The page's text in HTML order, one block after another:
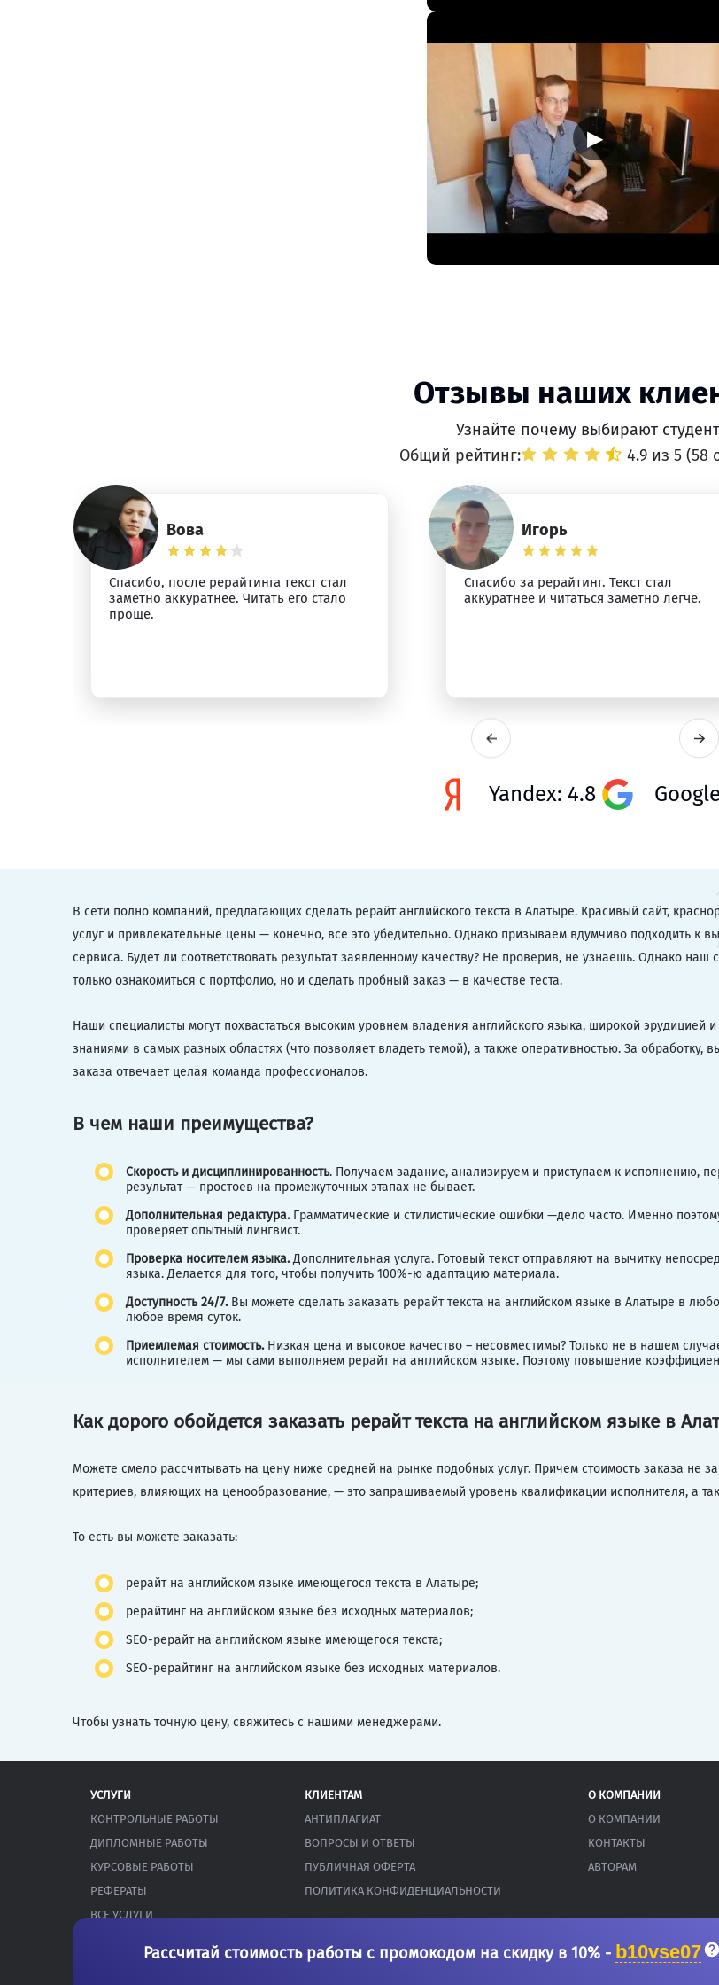
▶
Отзывы наших
Узнайте почему выбирают
Общий рейтинг:
4.9 из 5 (58
Вова
Спасибо, после рерайтинга текст стал
заметно аккуратнее. Читать его стало
проще.
Игорь
Спасибо за рерайтинг. Текст стал
аккуратнее и читаться заметно легче.
Yandex: 4.8
В сети полно компаний, предлагающих сделать рерайт английского текста в Алатыре. Красивый сайт,
услуг и привлекательные цены — конечно, все это убедительно. Однако призываем вдумчиво подходить к
сервиса. Будет ли соответствовать результат заявленному качеству? Не проверив, не узнаешь. Однако наш
только ознакомиться с портфолио, но и сделать пробный заказ — в качестве теста.
Наши специалисты могут похвастаться высоким уровнем владения английского языка, широкой эрудицией
знаниями в самых разных областях (что позволяет владеть темой), а также оперативностью. За обработку,
заказа отвечает целая команда профессионалов.
В чем наши преимущества?
Скорость и дисциплинированность. Получаем задание, анализируем и приступаем к исполнению,
результат — простоев на промежуточных этапах не бывает.
Дополнительная редактура. Грамматические и стилистические ошибки —дело часто. Именно
проверяет опытный лингвист.
Проверка носителем языка.Дополнительная услуга. Готовый текст отправляют на вычитку
языка. Делается для того, чтобы получить 100%-ю адаптацию материала.
Доступность 24/7. Вы можете сделать заказать рерайт текста на английском языке в Алатыре в
любое время суток.
Приемлемая стоимость. Низкая цена и высокое качество – несовместимы? Только не в нашем
исполнителем — мы сами выполняем рерайт на английском языке. Поэтому повышение
Как дорого обойдется заказать рерайт текста на английском языке в
Можете смело рассчитывать на цену ниже средней на рынке подобных услуг. Причем стоимость заказа не
критериев, влияющих на ценообразование, — это запрашиваемый уровень квалификации исполнителя, а
То есть вы можете заказать:
рерайт на английском языке имеющегося текста в Алатыре;
рерайтинг на английском языке без исходных материалов;
SEO-рерайт на английском языке имеющегося текста;
SEO-рерайтинг на английском языке без исходных материалов.
Чтобы узнать точную цену, свяжитесь с нашими менеджерами.
УСЛУГИ
КОНТРОЛЬНЫЕ РАБОТЫ
ДИПЛОМНЫЕ РАБОТЫ
КУРСОВЫЕ РАБОТЫ
РЕФЕРАТЫ
ВСЕ УСЛУГИ
КЛИЕНТАМ
АНТИПЛАГИАТ
ВОПРОСЫ И ОТВЕТЫ
ПУБЛИЧНАЯ ОФЕРТА
ПОЛИТИКА КОНФИДЕНЦИАЛЬНОСТИ
О КОМПАНИИ
О КОМПАНИИ
КОНТАКТЫ
АВТОРАМ
Рассчитай стоимость работы с промокодом на скидку в 10% - b10vse07